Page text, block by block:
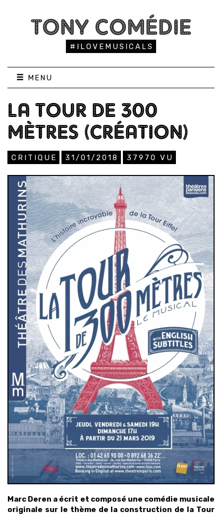
TONY COMÉDIE
#ILOVEMUSICALS
MENU
LA TOUR DE 300
MÈTRES (CRÉATION)
CRITIQUE 31/01/2018 37970 VU
Marc Deren a écrit et composé une comédie musicale
originale sur le thème de la construction de la Tour